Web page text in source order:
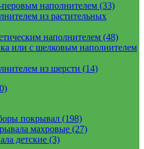
наполнителем (33)
из растительных
наполнителем (48)
или с шелковым наполнителем
из шерсти (14)
покрывал (198)
махровые (27)
детские (3)